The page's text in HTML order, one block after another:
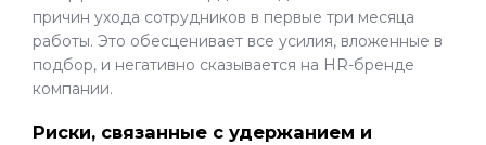
причин ухода сотрудников в первые три месяца
работы. Это обесценивает все усилия, вложенные в
подбор, и негативно сказывается на HR-бренде
компании.
Риски, связанные с удержанием и